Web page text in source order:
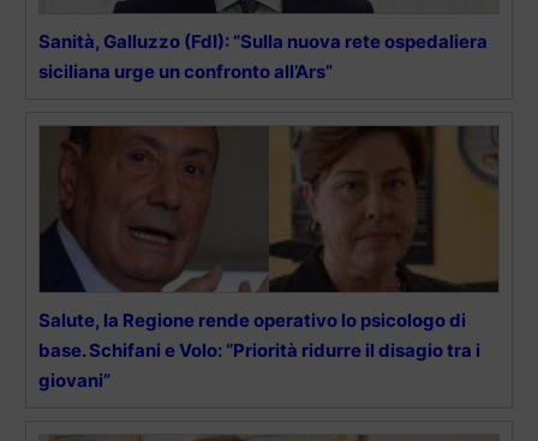
Sanità, Galluzzo (FdI): “Sulla nuova rete ospedaliera
siciliana urge un confronto all’Ars”
Salute, la Regione rende operativo lo psicologo di
base. Schifani e Volo: “Priorità ridurre il disagio tra i
giovani”